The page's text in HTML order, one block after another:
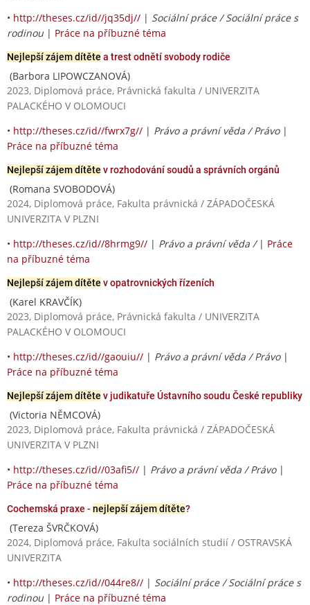
• http://theses.cz/id//jq35dj// | Sociální práce / Sociální práce s
rodinou | Práce na příbuzné téma
Nejlepší zájem dítěte a trest odnětí svobody rodiče
(Barbora LIPOWCZANOVÁ)
2023, Diplomová práce, Právnická fakulta / UNIVERZITA
PALACKÉHO V OLOMOUCI
• http://theses.cz/id//fwrx7g// | Právo a právní věda / Právo|
Práce na příbuzné téma
Nejlepší zájem dítěte v rozhodování soudů a správních orgánů
(Romana SVOBODOVÁ)
2024, Diplomová práce, Fakulta právnická / ZÁPADOČESKÁ
UNIVERZITA V PLZNI
• http://theses.cz/id//8hrmg9// | Právo a právní věda / | Práce
na příbuzné téma
Nejlepší zájem dítěte v opatrovnických řízeních
(Karel KRAVČÍK)
2023, Diplomová práce, Právnická fakulta / UNIVERZITA
PALACKÉHO V OLOMOUCI
• http://theses.cz/id//gaouiu// | Právo a právní věda / Právo|
Práce na příbuzné téma
Nejlepší zájem dítěte v judikatuře Ústavního soudu České republiky
(Victoria NĚMCOVÁ)
2023, Diplomová práce, Fakulta právnická / ZÁPADOČESKÁ
UNIVERZITA V PLZNI
• http://theses.cz/id//03afi5// | Právo a právní věda / Právo|
Práce na příbuzné téma
Cochemská praxe - nejlepší zájem dítěte?
(Tereza ŠVRČKOVÁ)
2024, Diplomová práce, Fakulta sociálních studií / OSTRAVSKÁ
UNIVERZITA
• http://theses.cz/id//044re8// | Sociální práce / Sociální práce s
rodinou | Práce na příbuzné téma